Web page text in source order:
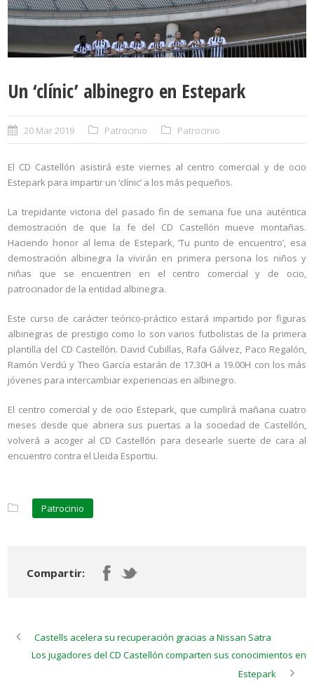
Un ‘clínic’ albinegro en Estepark
20 Mar 2019 Patrocinio Patrocinio
El CD Castellón asistirá este viernes al centro comercial y de ocio
Estepark para impartir un ‘clínic’ a los más pequeños.
La trepidante victoria del pasado fin de semana fue una auténtica
demostración de que la fe del CD Castellón mueve montañas.
Haciendo honor al lema de Estepark, ‘Tu punto de encuentro’, esa
demostración albinegra la vivirán en primera persona los niños y
niñas que se encuentren en el centro comercial y de ocio,
patrocinador de la entidad albinegra.
Este curso de carácter teórico-práctico estará impartido por figuras
albinegras de prestigio como lo son varios futbolistas de la primera
plantilla del CD Castellón. David Cubillas, Rafa Gálvez, Paco Regalón,
Ramón Verdú y Theo García estarán de 17.30H a 19.00H con los más
jóvenes para intercambiar experiencias en albinegro.
El centro comercial y de ocio Estepark, que cumplirá mañana cuatro
meses desde que abriera sus puertas a la sociedad de Castellón,
volverá a acoger al CD Castellón para desearle suerte de cara al
encuentro contra el Lleida Esportiu.
Patrocinio
Compartir:
Castells acelera su recuperación gracias a Nissan Satra
Los jugadores del CD Castellón comparten sus conocimientos en
Estepark